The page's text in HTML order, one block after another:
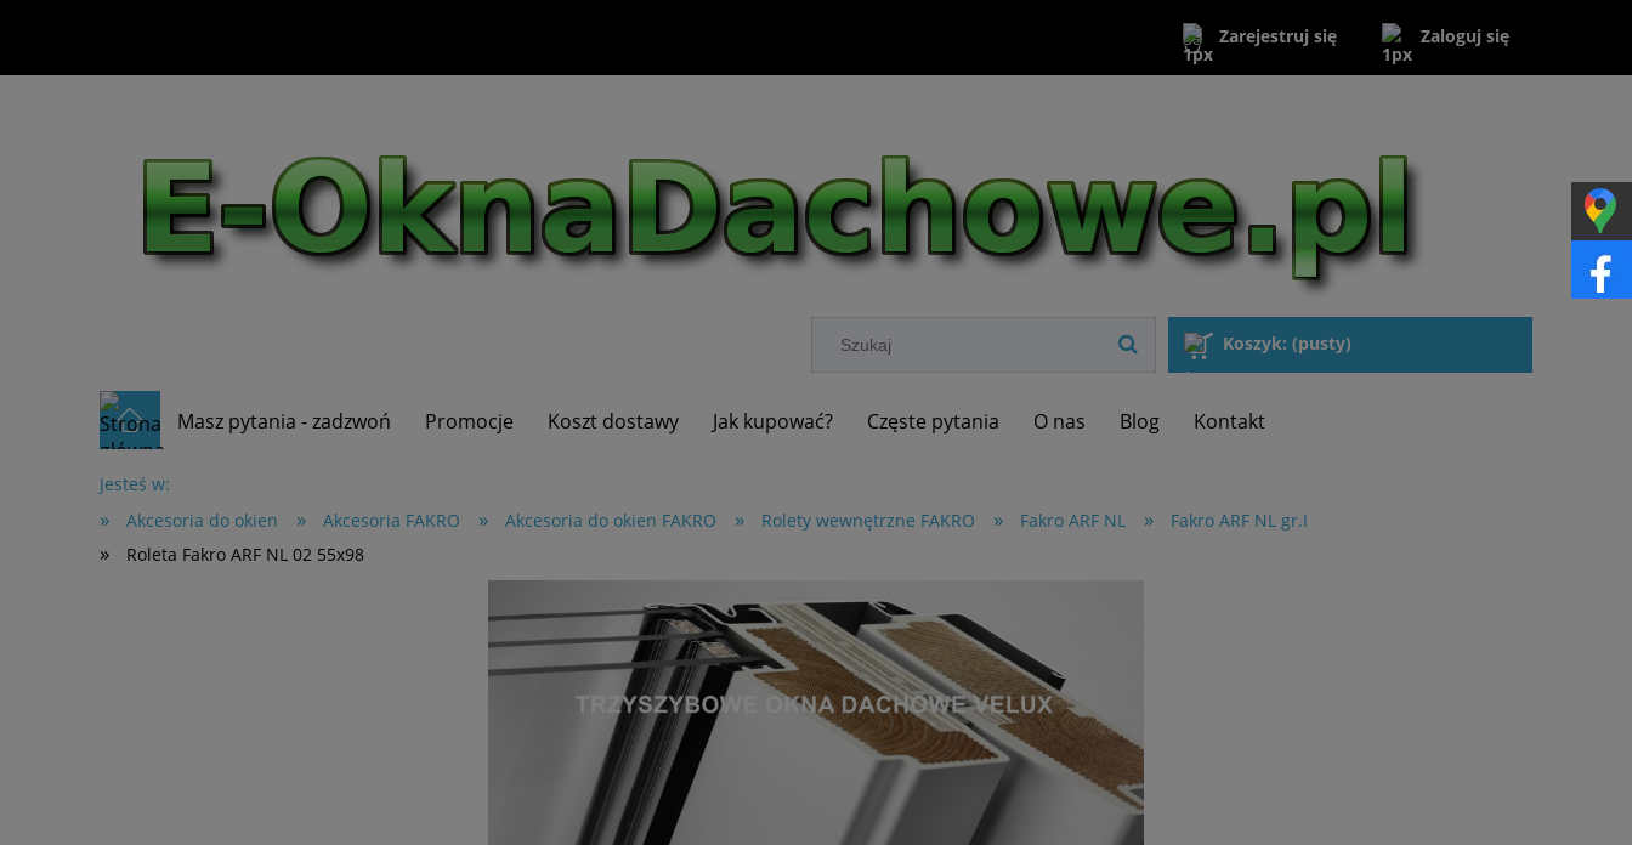
Zarejestruj się Zaloguj się
Koszyk: (pusty)
Masz pytania - zadzwoń Promocje Koszt dostawy Jak kupować? Częste pytania O nas Blog Kontakt
Jesteś w:
» Akcesoria do okien » Akcesoria FAKRO » Akcesoria do okien FAKRO » Rolety wewnętrzne FAKRO » Fakro ARF NL » Fakro ARF NL gr.I
» Roleta Fakro ARF NL 02 55x98